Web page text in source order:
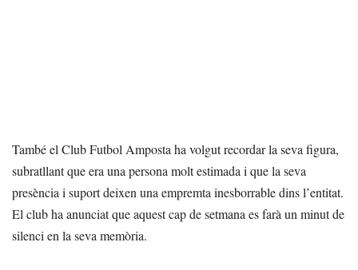
També el Club Futbol Amposta ha volgut recordar la seva figura,
subratllant que era una persona molt estimada i que la seva
presència i suport deixen una empremta inesborrable dins l’entitat.
El club ha anunciat que aquest cap de setmana es farà un minut de
silenci en la seva memòria.